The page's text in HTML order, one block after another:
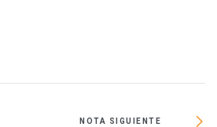
NOTA SIGUIENTE